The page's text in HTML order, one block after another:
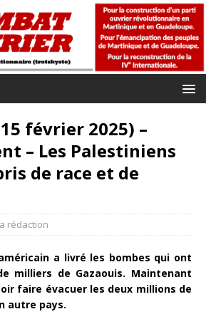
février 2025) –
– Les Palestiniens
de race et de
rédaction
a livré les bombes qui ont
milliers de Gazaouis. Maintenant
faire évacuer les deux millions de
autre pays.